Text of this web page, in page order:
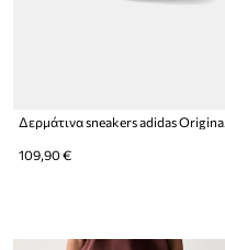
109,90 €